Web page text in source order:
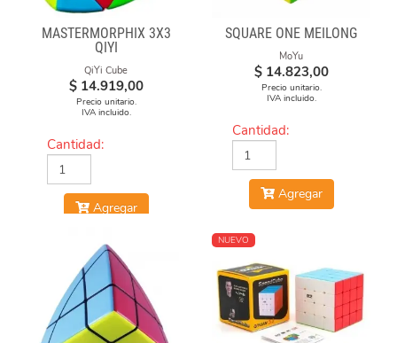
MASTERMORPHIX 3X3
QIYI
QiYi Cube
$ 14.919,00
Precio unitario.
IVA incluido.
Cantidad:
Agregar
SQUARE ONE MEILONG
MoYu
$ 14.823,00
Precio unitario.
IVA incluido.
Cantidad:
Agregar
NUEVO